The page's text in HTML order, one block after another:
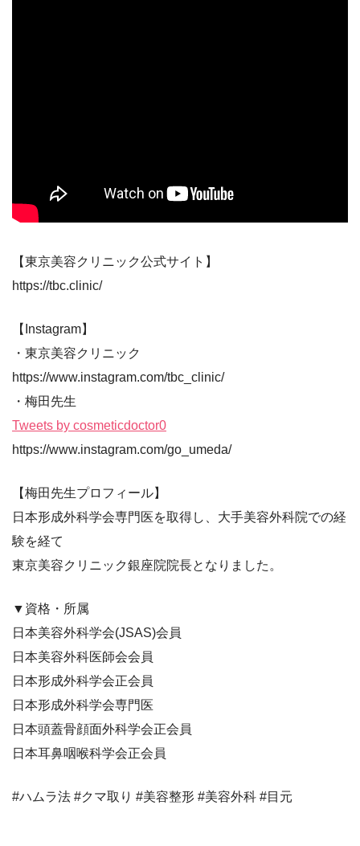
【東京美容クリニック公式サイト】
https://tbc.clinic/
【Instagram】
・東京美容クリニック
https://www.instagram.com/tbc_clinic/
・梅田先生
Tweets by cosmeticdoctor0
https://www.instagram.com/go_umeda/
【梅田先生プロフィール】
日本形成外科学会専門医を取得し、大手美容外科院での経
験を経て
東京美容クリニック銀座院院長となりました。
▼資格・所属
日本美容外科学会(JSAS)会員
日本美容外科医師会会員
日本形成外科学会正会員
日本形成外科学会専門医
日本頭蓋骨顔面外科学会正会員
日本耳鼻咽喉科学会正会員
#ハムラ法 #クマ取り #美容整形 #美容外科 #目元